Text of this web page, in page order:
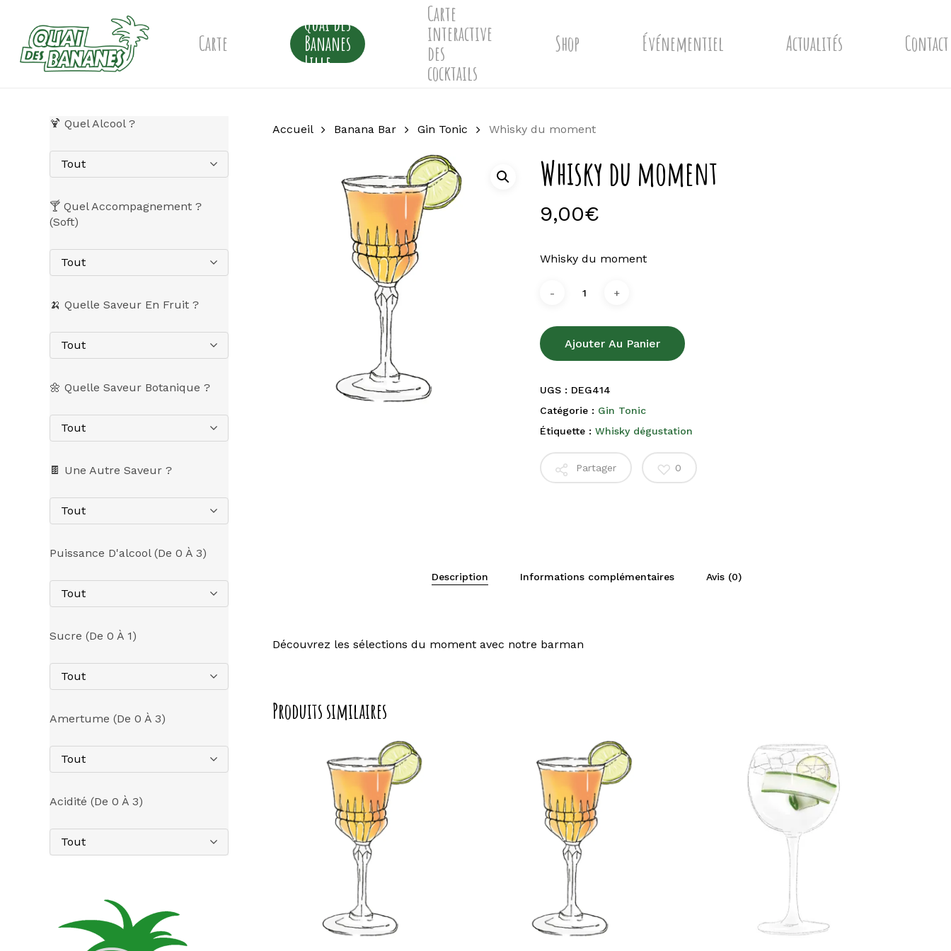
content
Carte
Quai des
Bananes
Lille
Carte
interactive
des
cocktails
Shop Événementiel Actualités Contact
🍹 Quel Alcool ?
Tout
🍸 Quel Accompagnement ?
(Soft)
Tout
🍌 Quelle Saveur En Fruit ?
Tout
🌼 Quelle Saveur Botanique ?
Tout
🍫 Une Autre Saveur ?
Tout
Puissance D'alcool (de 0 À 3)
Tout
Sucre (de 0 À 1)
Tout
Amertume (de 0 À 3)
Tout
Acidité (de 0 À 3)
Tout
Accueil Banana Bar Gin Tonic Whisky du moment
Whisky du moment
9,00€
Whisky du moment
Ajouter Au Panier
UGS : DEG414
Catégorie : Gin Tonic
Étiquette : Whisky dégustation
Partager 0
Description Informations complémentaires Avis (0)
Découvrez les sélections du moment avec notre barman
Produits similaires